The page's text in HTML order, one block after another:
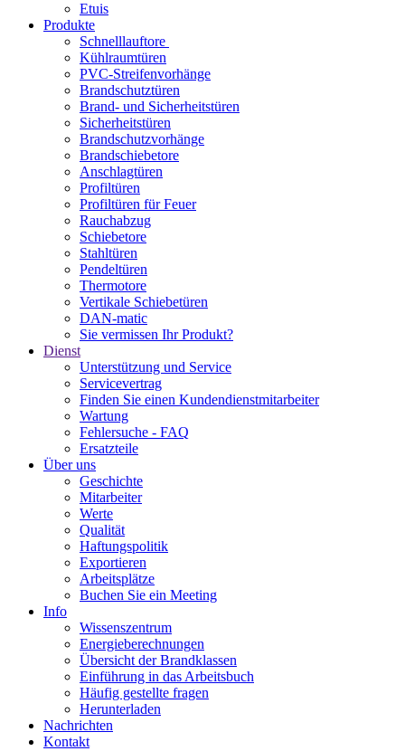
Etuis
Produkte
Schnelllauftore
Kühlraumtüren
PVC-Streifenvorhänge
Brandschutztüren
Brand- und Sicherheitstüren
Sicherheitstüren
Brandschutzvorhänge
Brandschiebetore
Anschlagtüren
Profiltüren
Profiltüren für Feuer
Rauchabzug
Schiebetore
Stahltüren
Pendeltüren
Thermotore
Vertikale Schiebetüren
DAN-matic
Sie vermissen Ihr Produkt?
Dienst
Unterstützung und Service
Servicevertrag
Finden Sie einen Kundendienstmitarbeiter
Wartung
Fehlersuche - FAQ
Ersatzteile
Über uns
Geschichte
Mitarbeiter
Werte
Qualität
Haftungspolitik
Exportieren
Arbeitsplätze
Buchen Sie ein Meeting
Info
Wissenszentrum
Energieberechnungen
Übersicht der Brandklassen
Einführung in das Arbeitsbuch
Häufig gestellte fragen
Herunterladen
Nachrichten
Kontakt